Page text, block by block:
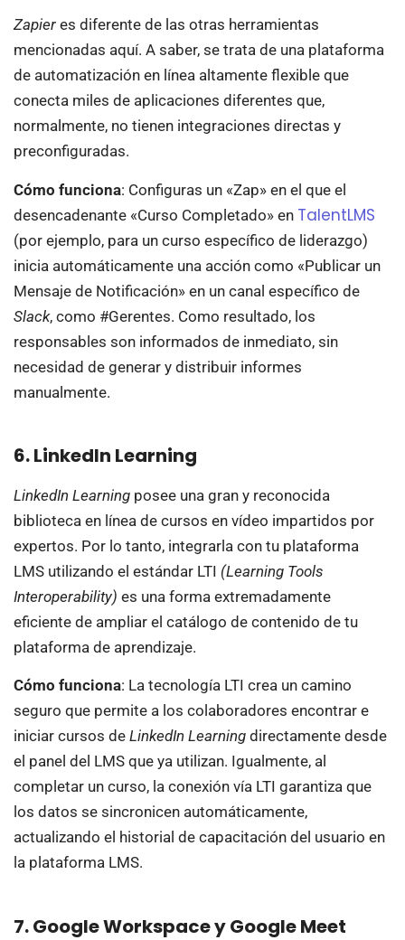
Zapier es diferente de las otras herramientas
mencionadas aquí. A saber, se trata de una plataforma
de automatización en línea altamente flexible que
conecta miles de aplicaciones diferentes que,
normalmente, no tienen integraciones directas y
preconfiguradas.
Cómo funciona: Configuras un «Zap» en el que el
desencadenante «Curso Completado» en TalentLMS
(por ejemplo, para un curso específico de liderazgo)
inicia automáticamente una acción como «Publicar un
Mensaje de Notificación» en un canal específico de
Slack, como #Gerentes. Como resultado, los
responsables son informados de inmediato, sin
necesidad de generar y distribuir informes
manualmente.
6. LinkedIn Learning
LinkedIn Learning posee una gran y reconocida
biblioteca en línea de cursos en vídeo impartidos por
expertos. Por lo tanto, integrarla con tu plataforma
LMS utilizando el estándar LTI (Learning Tools
Interoperability) es una forma extremadamente
eficiente de ampliar el catálogo de contenido de tu
plataforma de aprendizaje.
Cómo funciona: La tecnología LTI crea un camino
seguro que permite a los colaboradores encontrar e
iniciar cursos de LinkedIn Learning directamente desde
el panel del LMS que ya utilizan. Igualmente, al
completar un curso, la conexión vía LTI garantiza que
los datos se sincronicen automáticamente,
actualizando el historial de capacitación del usuario en
la plataforma LMS.
7. Google Workspace y Google Meet